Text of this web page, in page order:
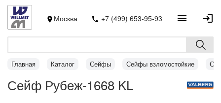
Москва +7 (499) 653-95-93
Главная Каталог Сейфы Сейфы взломостойкие
Сейф Рубеж-1668 KL